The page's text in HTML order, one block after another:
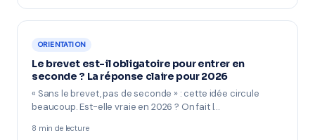
ORIENTATION
Le brevet est-il obligatoire pour entrer en
seconde ? La réponse claire pour 2026
« Sans le brevet, pas de seconde » : cette idée circule
beaucoup. Est-elle vraie en 2026 ? On fait l…
8 min de lecture